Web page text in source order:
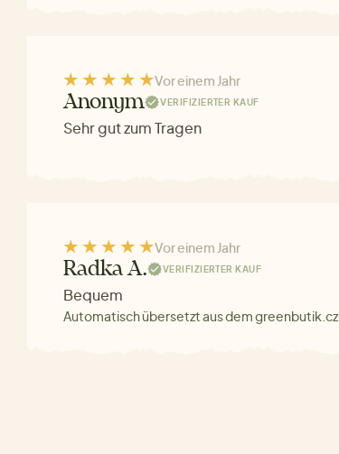
Vor einem Jahr
Anonym VERIFIZIERTER KAUF
Sehr gut zum Tragen
Vor einem Jahr
Radka A. VERIFIZIERTER KAUF
Bequem
Automatisch übersetzt aus dem greenbutik.cz